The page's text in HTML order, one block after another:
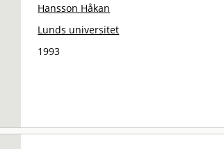
Hansson Håkan
Lunds universitet
1993